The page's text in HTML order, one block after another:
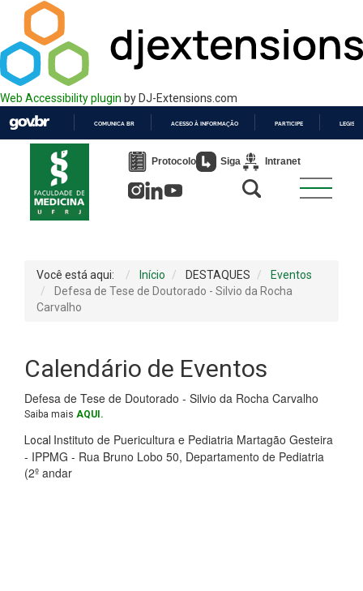
Web Accessibility plugin by DJ-Extensions.com
PARA
COMUNICA BR ACESSO À INFORMAÇÃO PARTICIPE
Protocolo Siga Intranet
Você está aqui: Início DESTAQUES
Eventos
Defesa de Tese de Doutorado - Silvio da Rocha
Carvalho
Calendário de Eventos
Defesa de Tese de Doutorado - Silvio da Rocha Carvalho
Saiba mais AQUI.
Local Instituto de Puericultura e Pediatria Martagão Gesteira
- IPPMG - Rua Bruno Lobo 50, Departamento de Pediatria
(2º andar